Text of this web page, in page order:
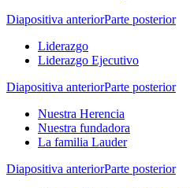
Diapositiva anteriorParte posterior
Liderazgo
Liderazgo Ejecutivo
Diapositiva anteriorParte posterior
Nuestra Herencia
Nuestra fundadora
La familia Lauder
Diapositiva anteriorParte posterior